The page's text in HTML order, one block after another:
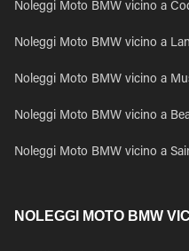
Noleggi Moto BMW vicino a
Noleggi Moto BMW vicino a
Noleggi Moto BMW vicino a
Noleggi Moto BMW vicino a
Noleggi Moto BMW vicino a
NOLEGGI MOTO BMW